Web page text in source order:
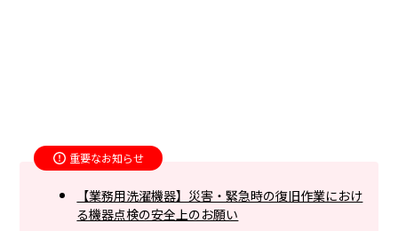
重要なお知らせ
【業務用洗濯機器】災害・緊急時の復旧作業におけ
る機器点検の安全上のお願い